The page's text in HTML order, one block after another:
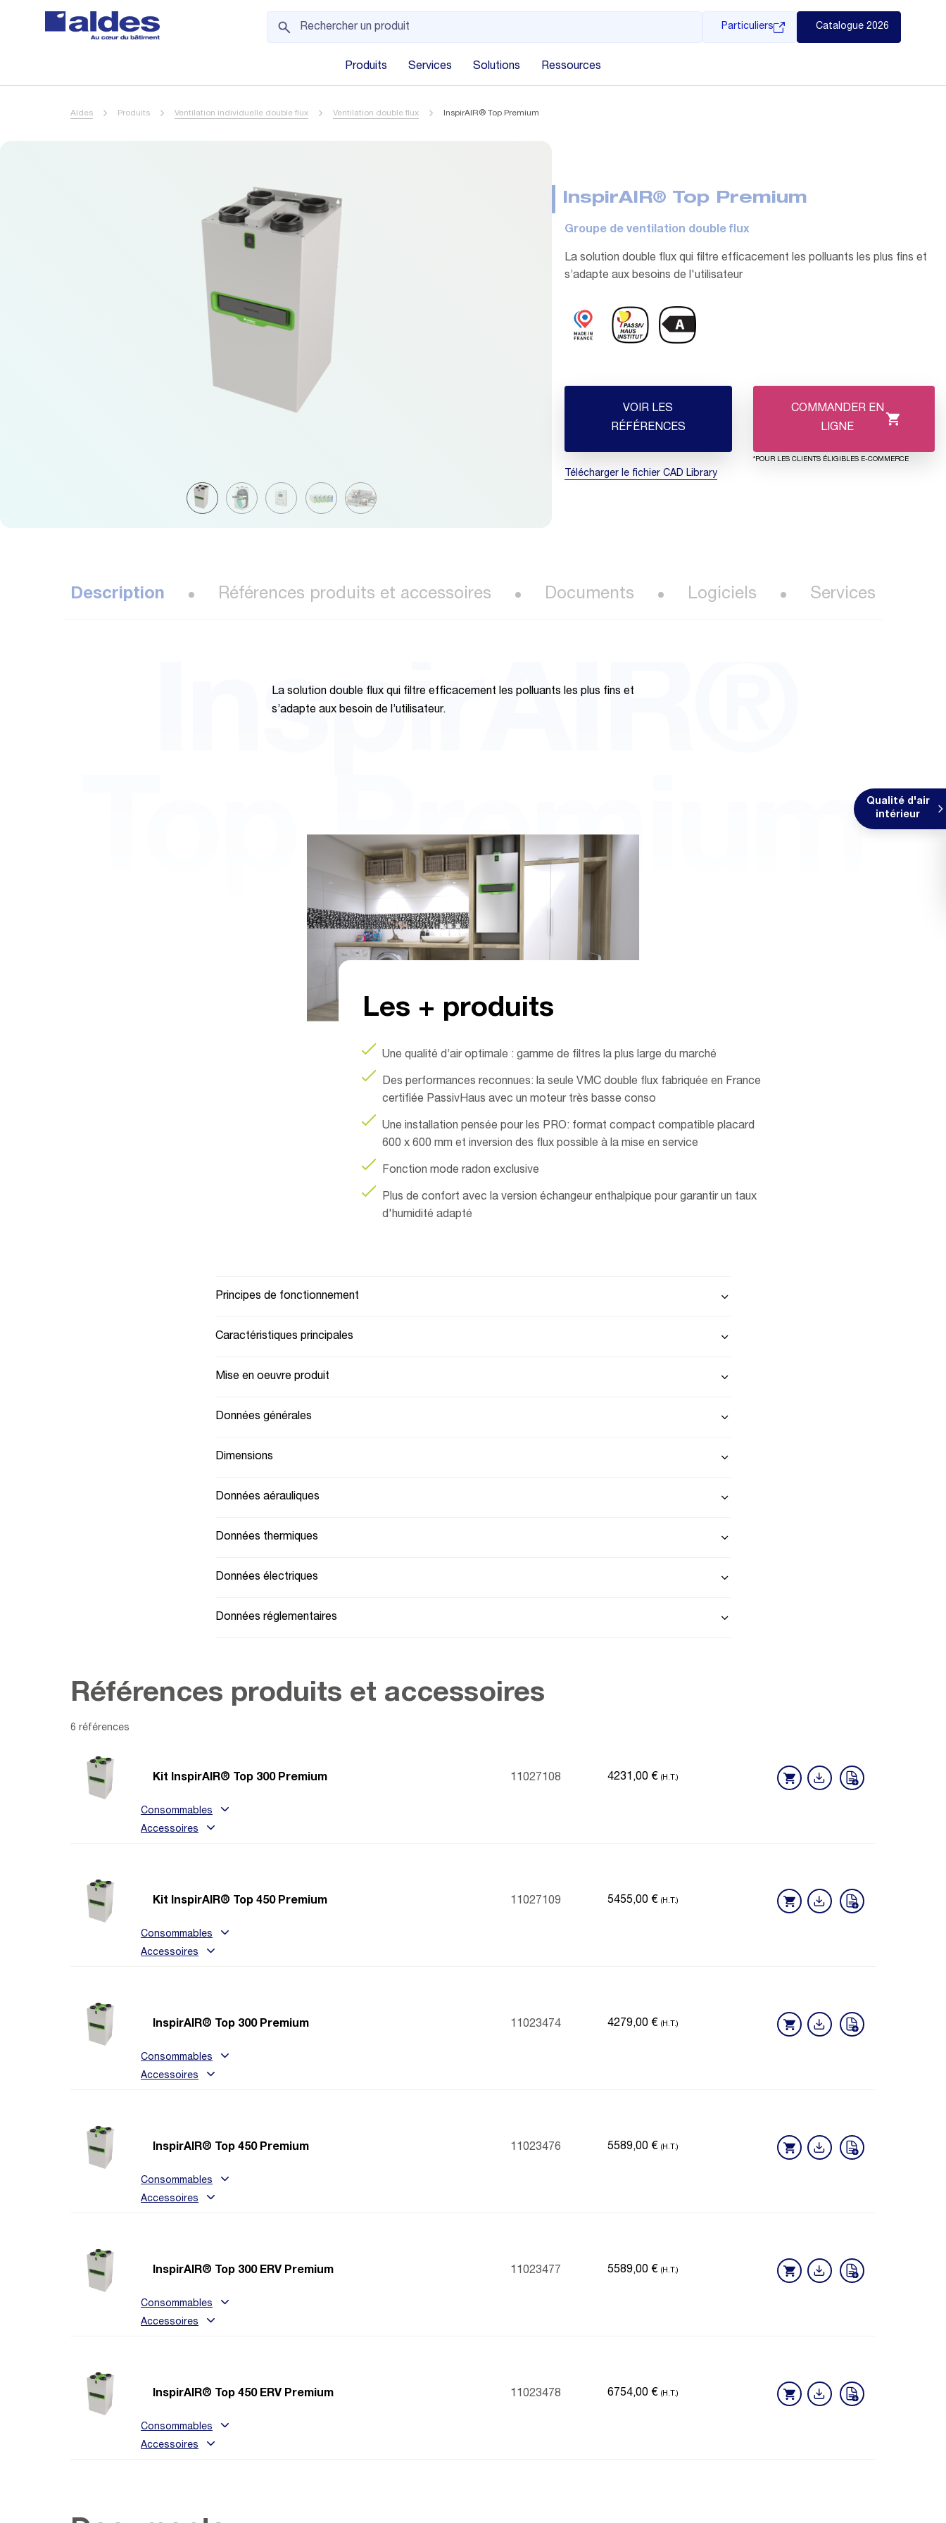
Particuliers Catalogue 2026
Produits Services Solutions Ressources
Aldes Produits Ventilation individuelle double flux Ventilation double flux InspirAIR® Top Premium
Qualité d'air
intérieur
InspirAIR® Top Premium
Groupe de ventilation double flux
La solution double flux qui filtre efficacement les polluants les plus fins et
s’adapte aux besoins de l'utilisateur
VOIR LES
RÉFÉRENCES
COMMANDER EN
LIGNE
*POUR LES CLIENTS ÉLIGIBLES E-COMMERCE
Télécharger le fichier CAD Library
Description Références produits et accessoires Documents Logiciels Services
InspirAIR®
Top Premium
La solution double flux qui filtre efficacement les polluants les plus fins et
s’adapte aux besoin de l’utilisateur.
Les + produits
Une qualité d’air optimale : gamme de filtres la plus large du marché
Des performances reconnues: la seule VMC double flux fabriquée en France
certifiée PassivHaus avec un moteur très basse conso
Une installation pensée pour les PRO: format compact compatible placard
600 x 600 mm et inversion des flux possible à la mise en service
Fonction mode radon exclusive
Plus de confort avec la version échangeur enthalpique pour garantir un taux
d'humidité adapté
Principes de fonctionnement
Caractéristiques principales
Mise en oeuvre produit
Données générales
Dimensions
Données aérauliques
Données thermiques
Données électriques
Données réglementaires
Références produits et accessoires
6 références
Kit InspirAIR® Top 300 Premium 11027108 4231,00 € (H.T.)
Consommables
Accessoires
Kit InspirAIR® Top 450 Premium 11027109 5455,00 € (H.T.)
Consommables
Accessoires
InspirAIR® Top 300 Premium 11023474 4279,00 € (H.T.)
Consommables
Accessoires
InspirAIR® Top 450 Premium 11023476 5589,00 € (H.T.)
Consommables
Accessoires
InspirAIR® Top 300 ERV Premium 11023477 5589,00 € (H.T.)
Consommables
Accessoires
InspirAIR® Top 450 ERV Premium 11023478 6754,00 € (H.T.)
Consommables
Accessoires